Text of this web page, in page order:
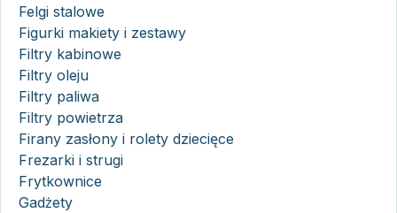
Felgi stalowe
Figurki makiety i zestawy
Filtry kabinowe
Filtry oleju
Filtry paliwa
Filtry powietrza
Firany zasłony i rolety dziecięce
Frezarki i strugi
Frytkownice
Gadżety